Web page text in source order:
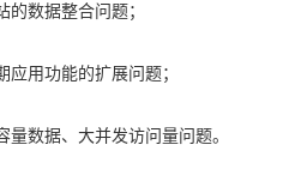
数据整合问题；
用功能的扩展问题；
数据、大并发访问量问题。